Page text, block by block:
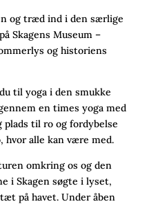
og træd ind i den særlige
Skagens Museum –
og historiens
til yoga i den smukke
en times yoga med
plads til ro og fordybelse
hvor alle kan være med.
omkring os og den
i Skagen søgte i lyset,
på havet. Under åben